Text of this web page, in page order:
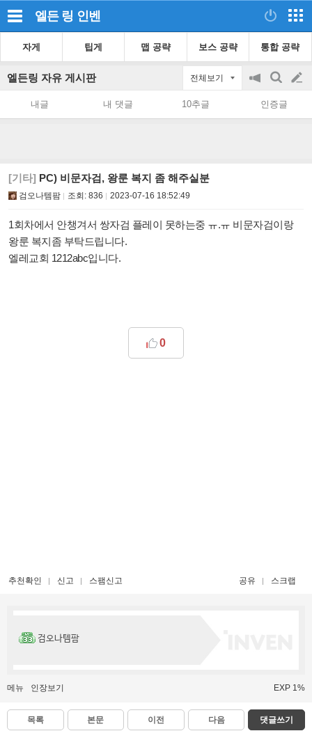
엘든 링 인벤
자게 팁게 맵 공략 보스 공략 통합 공략
엘든링 자유 게시판 전체보기
공
on/off
검
색
글
쓰
내글 내 댓글 10추글 인증글
[기타] PC) 비문자검, 왕룬 복지 좀 해주실분
검오나템팜 조회: 836 2023-07-16 18:52:49
1회차에서 안챙겨서 쌍자검 플레이 못하는중 ㅠ.ㅠ 비문자검이랑
왕룬 복지좀 부탁드립니다.
엘레교회 1212abc입니다.
0
추천확인 신고 스팸신고 공유 스크랩
검오나템팜
메뉴 인장보기 EXP 1%
목록 본문 이전 다음 댓글쓰기